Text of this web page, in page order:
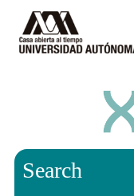
Search